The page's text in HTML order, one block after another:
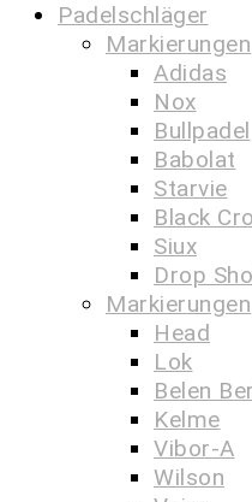
Padelschläger
Markierungen
Adidas
Nox
Bullpadel
Babolat
Starvie
Black
Siux
Drop
Markierungen
Head
Lok
Belen
Kelme
Vibor-A
Wilson